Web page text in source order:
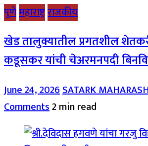
पुणेमहाराष्ट्रराजकीय
खेड तालुक्यातील प्रगतशील
कडूसकर यांची चेअरमनपदी
June 24, 2026SATARK
Comments2 min read